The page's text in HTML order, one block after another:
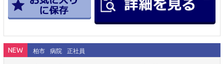
NEW 柏市 病院 正社員